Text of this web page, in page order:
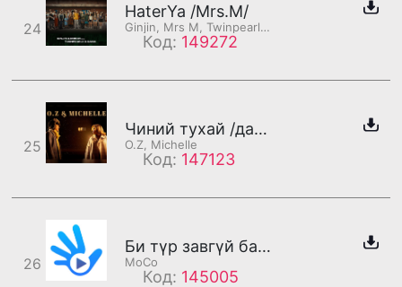
24
HaterYa /Mrs.M/
Ginjin, Mrs M, Twinpearly, Gana
Код: 149272
25
Чиний тухай /дахилт/
O.Z, Michelle
Код: 147123
26
Би түр завгүй байгаа тул тань руу эргээд холбогдъё
MoCo
Код: 145005